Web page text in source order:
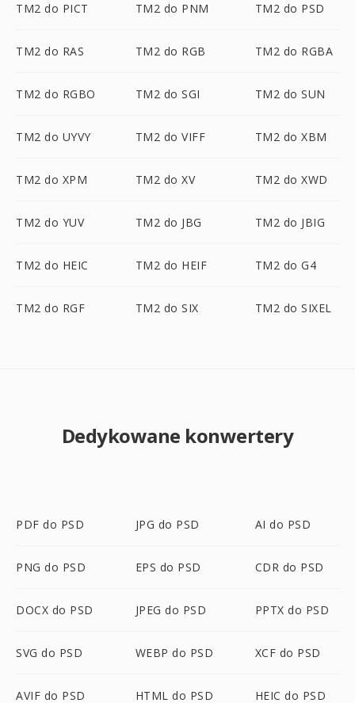
TM2 do PICT TM2 do PNM TM2 do PSD
TM2 do RAS TM2 do RGB TM2 do RGBA
TM2 do RGBO TM2 do SGI TM2 do SUN
TM2 do UYVY TM2 do VIFF TM2 do XBM
TM2 do XPM TM2 do XV TM2 do XWD
TM2 do YUV TM2 do JBG TM2 do JBIG
TM2 do HEIC TM2 do HEIF TM2 do G4
TM2 do RGF TM2 do SIX TM2 do SIXEL
Dedykowane konwertery
PDF do PSD JPG do PSD AI do PSD
PNG do PSD EPS do PSD CDR do PSD
DOCX do PSD JPEG do PSD PPTX do PSD
SVG do PSD WEBP do PSD XCF do PSD
AVIF do PSD HTML do PSD HEIC do PSD